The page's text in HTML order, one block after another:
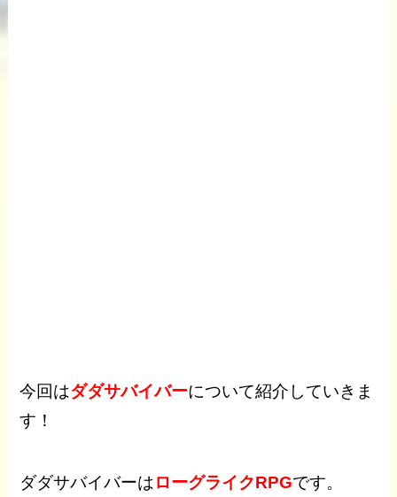
今回はダダサバイバーについて紹介していきま
す！
ダダサバイバーはローグライクRPGです。